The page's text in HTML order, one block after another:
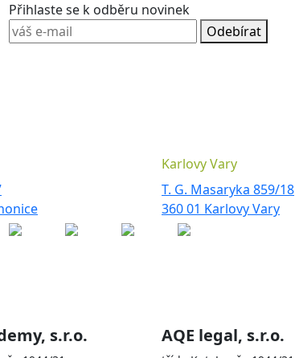
Přihlaste se k odběru novinek
Odebírat
Karlovy Vary
T. G. Masaryka 859/18
360 01 Karlovy Vary
s.r.o. AQE legal, s.r.o.